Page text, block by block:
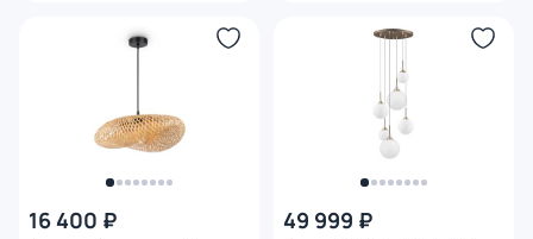
16 400 ₽ 49 999 ₽